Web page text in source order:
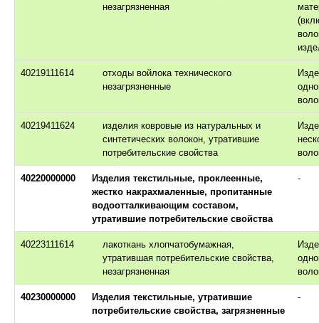
незагрязненная
40219111614
отходы войлока технического
незагрязненные
40219411624
изделия ковровые из натуральных и
синтетических волокон, утратившие
потребительские свойства
40220000000
Изделия текстильные, проклеенные,
жестко накрахмаленные, пропитанные
водоотталкивающим составом,
утратившие потребительские свойства
-
40223111614
лакоткань хлопчатобумажная,
утратившая потребительские свойства,
незагрязненная
40230000000
Изделия текстильные, утратившие
потребительские свойства, загрязненные
-